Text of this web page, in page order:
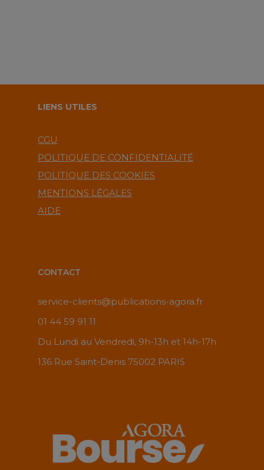
LIENS UTILES
CGU
POLITIQUE DE CONFIDENTIALITÉ
POLITIQUE DES COOKIES
MENTIONS LÉGALES
AIDE
CONTACT
service-clients@publications-agora.fr
01 44 59 91 11
Du Lundi au Vendredi, 9h-13h et 14h-17h
136 Rue Saint-Denis 75002 PARIS